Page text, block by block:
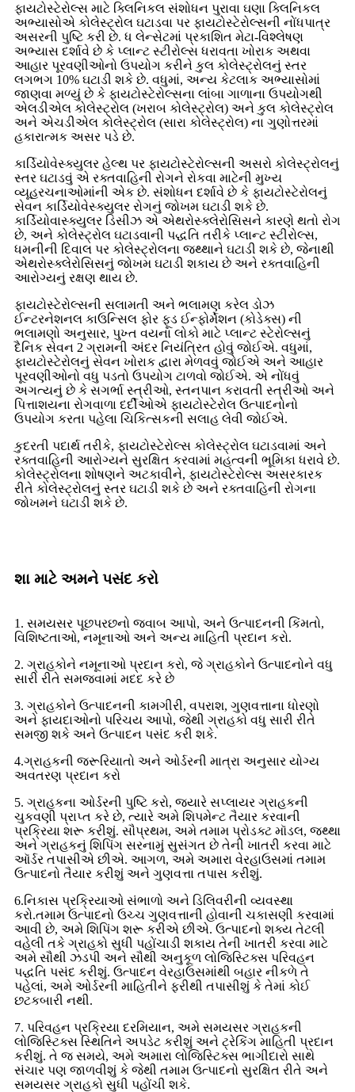
ફાયટોસ્ટેરોલ્સ માટે ક્લિનિકલ સંશોધન પુરાવા ઘણા ક્લિનિકલ
અભ્યાસોએ કોલેસ્ટ્રોલ ઘટાડવા પર ફાયટોસ્ટેરોલ્સની નોંધપાત્ર
અસરની પુષ્ટિ કરી છે. ધ લેન્સેટમાં પ્રકાશિત મેટા-વિશ્લેષણ
અભ્યાસ દર્શાવે છે કે પ્લાન્ટ સ્ટીરોલ્સ ધરાવતા ખોરાક અથવા
આહાર પૂરવણીઓનો ઉપયોગ કરીને કુલ કોલેસ્ટ્રોલનું સ્તર
લગભગ 10% ઘટાડી શકે છે. વધુમાં, અન્ય કેટલાક અભ્યાસોમાં
જાણવા મળ્યું છે કે ફાયટોસ્ટેરોલ્સના લાંબા ગાળાના ઉપયોગથી
એલડીએલ કોલેસ્ટ્રોલ (ખરાબ કોલેસ્ટ્રોલ) અને કુલ કોલેસ્ટ્રોલ
અને એચડીએલ કોલેસ્ટ્રોલ (સારા કોલેસ્ટ્રોલ) ના ગુણોત્તરમાં
હકારાત્મક અસર પડે છે.
કાર્ડિયોવેસ્ક્યુલર હેલ્થ પર ફાયટોસ્ટેરોલ્સની અસરો કોલેસ્ટ્રોલનું
સ્તર ઘટાડવું એ રક્તવાહિની રોગને રોકવા માટેની મુખ્ય
વ્યૂહરચનાઓમાંની એક છે. સંશોધન દર્શાવે છે કે ફાયટોસ્ટેરોલનું
સેવન કાર્ડિયોવેસ્ક્યુલર રોગનું જોખમ ઘટાડી શકે છે.
કાર્ડિયોવાસ્ક્યુલર ડિસીઝ એ એથરોસ્ક્લેરોસિસને કારણે થતો રોગ
છે, અને કોલેસ્ટ્રોલ ઘટાડવાની પદ્ધતિ તરીકે પ્લાન્ટ સ્ટીરોલ્સ,
ધમનીની દિવાલ પર કોલેસ્ટ્રોલના જથ્થાને ઘટાડી શકે છે, જેનાથી
એથરોસ્ક્લેરોસિસનું જોખમ ઘટાડી શકાય છે અને રક્તવાહિની
આરોગ્યનું રક્ષણ થાય છે.
ફાયટોસ્ટેરોલ્સની સલામતી અને ભલામણ કરેલ ડોઝ
ઈન્ટરનેશનલ કાઉન્સિલ ફોર ફૂડ ઈન્ફોર્મેશન (કોડેક્સ) ની
ભલામણો અનુસાર, પુખ્ત વયના લોકો માટે પ્લાન્ટ સ્ટેરોલ્સનું
દૈનિક સેવન 2 ગ્રામની અંદર નિયંત્રિત હોવું જોઈએ. વધુમાં,
ફાયટોસ્ટેરોલનું સેવન ખોરાક દ્વારા મેળવવું જોઈએ અને આહાર
પૂરવણીઓનો વધુ પડતો ઉપયોગ ટાળવો જોઈએ. એ નોંધવું
અગત્યનું છે કે સગર્ભા સ્ત્રીઓ, સ્તનપાન કરાવતી સ્ત્રીઓ અને
પિત્તાશયના રોગવાળા દર્દીઓએ ફાયટોસ્ટેરોલ ઉત્પાદનોનો
ઉપયોગ કરતા પહેલા ચિકિત્સકની સલાહ લેવી જોઈએ.
કુદરતી પદાર્થ તરીકે, ફાયટોસ્ટેરોલ્સ કોલેસ્ટ્રોલ ઘટાડવામાં અને
રક્તવાહિની આરોગ્યને સુરક્ષિત કરવામાં મહત્વની ભૂમિકા ધરાવે છે.
કોલેસ્ટ્રોલના શોષણને અટકાવીને, ફાયટોસ્ટેરોલ્સ અસરકારક
રીતે કોલેસ્ટ્રોલનું સ્તર ઘટાડી શકે છે અને રક્તવાહિની રોગના
જોખમને ઘટાડી શકે છે.
શા માટે અમને પસંદ કરો
1. સમયસર પૂછપરછનો જવાબ આપો, અને ઉત્પાદનની કિંમતો,
વિશિષ્ટતાઓ, નમૂનાઓ અને અન્ય માહિતી પ્રદાન કરો.
2. ગ્રાહકોને નમૂનાઓ પ્રદાન કરો, જે ગ્રાહકોને ઉત્પાદનોને વધુ
સારી રીતે સમજવામાં મદદ કરે છે
3. ગ્રાહકોને ઉત્પાદનની કામગીરી, વપરાશ, ગુણવત્તાના ધોરણો
અને ફાયદાઓનો પરિચય આપો, જેથી ગ્રાહકો વધુ સારી રીતે
સમજી શકે અને ઉત્પાદન પસંદ કરી શકે.
4.ગ્રાહકની જરૂરિયાતો અને ઓર્ડરની માત્રા અનુસાર યોગ્ય
અવતરણ પ્રદાન કરો
5. ગ્રાહકના ઓર્ડરની પુષ્ટિ કરો, જ્યારે સપ્લાયર ગ્રાહકની
ચુકવણી પ્રાપ્ત કરે છે, ત્યારે અમે શિપમેન્ટ તૈયાર કરવાની
પ્રક્રિયા શરૂ કરીશું. સૌપ્રથમ, અમે તમામ પ્રોડક્ટ મૉડલ, જથ્થા
અને ગ્રાહકનું શિપિંગ સરનામું સુસંગત છે તેની ખાતરી કરવા માટે
ઑર્ડર તપાસીએ છીએ. આગળ, અમે અમારા વેરહાઉસમાં તમામ
ઉત્પાદનો તૈયાર કરીશું અને ગુણવત્તા તપાસ કરીશું.
6.નિકાસ પ્રક્રિયાઓ સંભાળો અને ડિલિવરીની વ્યવસ્થા
કરો.તમામ ઉત્પાદનો ઉચ્ચ ગુણવત્તાની હોવાની ચકાસણી કરવામાં
આવી છે, અમે શિપિંગ શરૂ કરીએ છીએ. ઉત્પાદનો શક્ય તેટલી
વહેલી તકે ગ્રાહકો સુધી પહોંચાડી શકાય તેની ખાતરી કરવા માટે
અમે સૌથી ઝડપી અને સૌથી અનુકૂળ લોજિસ્ટિક્સ પરિવહન
પદ્ધતિ પસંદ કરીશું. ઉત્પાદન વેરહાઉસમાંથી બહાર નીકળે તે
પહેલાં, અમે ઓર્ડરની માહિતીને ફરીથી તપાસીશું કે તેમાં કોઈ
છટકબારી નથી.
7. પરિવહન પ્રક્રિયા દરમિયાન, અમે સમયસર ગ્રાહકની
લોજિસ્ટિક્સ સ્થિતિને અપડેટ કરીશું અને ટ્રેકિંગ માહિતી પ્રદાન
કરીશું. તે જ સમયે, અમે અમારા લોજિસ્ટિક્સ ભાગીદારો સાથે
સંચાર પણ જાળવીશું કે જેથી તમામ ઉત્પાદનો સુરક્ષિત રીતે અને
સમયસર ગ્રાહકો સુધી પહોંચી શકે.